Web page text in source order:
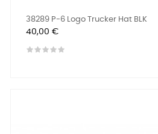
38289 P-6 Logo Trucker Hat BLK
Prix
40,00 €